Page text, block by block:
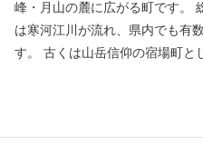
峰・月山の麓に広がる町です。
は寒河江川が流れ、県内でも有
す。 古くは山岳信仰の宿場町として栄えましたが、現在は月山の
に蓄えられた水を利用し、地ビ